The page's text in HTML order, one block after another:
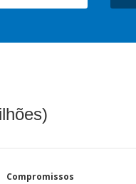
Compromissos